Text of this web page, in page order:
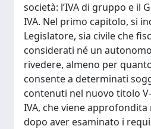
società: l’IVA di gruppo e il
IVA. Nel primo capitolo, si
Legislatore, sia civile che
considerati né un
rivedere, almeno per
consente a determinati
contenuti nel nuovo titolo
IVA, che viene
dopo aver esaminato i